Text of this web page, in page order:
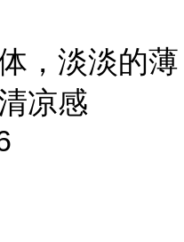
，淡淡的薄
凉感